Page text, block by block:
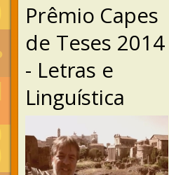
Prêmio Capes
de Teses 2014
- Letras e
Linguística